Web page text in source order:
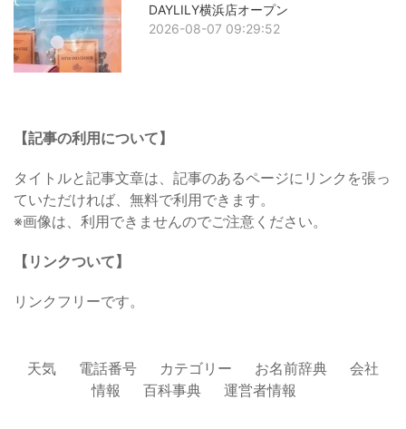
DAYLILY横浜店オープン
2026-08-07 09:29:52
【記事の利用について】
タイトルと記事文章は、記事のあるページにリンクを張っ
ていただければ、無料で利用できます。
※画像は、利用できませんのでご注意ください。
【リンクついて】
リンクフリーです。
天気 電話番号 カテゴリー お名前辞典
会社
情報
百科事典 運営者情報